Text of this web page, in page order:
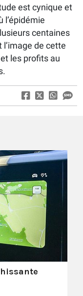
est cynique et
l’épidémie
centaines
l’image de cette
les profits au